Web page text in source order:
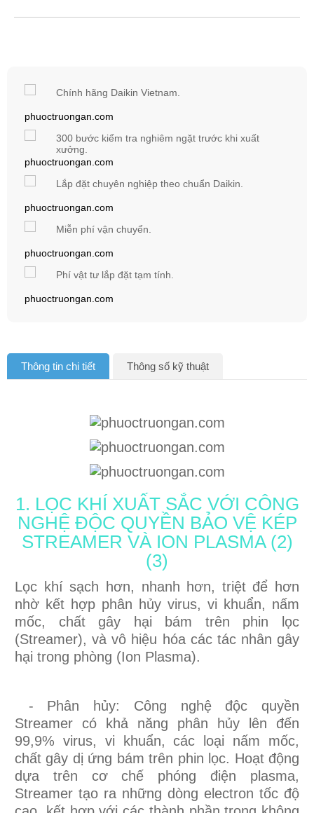
Chính hãng Daikin Vietnam.
300 bước kiểm tra nghiêm ngặt trước khi xuất
xưởng.
Lắp đặt chuyên nghiệp theo chuẩn Daikin.
Miễn phí vận chuyển.
Phí vật tư lắp đặt tạm tính.
Thông tin chi tiết Thông số kỹ thuật
1. LỌC KHÍ XUẤT SẮC VỚI CÔNG
NGHỆ ĐỘC QUYỀN BẢO VỆ KÉP
STREAMER VÀ ION PLASMA (2)
(3)
Lọc khí sạch hơn, nhanh hơn, triệt để hơn
nhờ kết hợp phân hủy virus, vi khuẩn, nấm
mốc, chất gây hại bám trên phin lọc
(Streamer), và vô hiệu hóa các tác nhân gây
hại trong phòng (Ion Plasma).
- Phân hủy: Công nghệ độc quyền
Streamer có khả năng phân hủy lên đến
99,9% virus, vi khuẩn, các loại nấm mốc,
chất gây dị ứng bám trên phin lọc. Hoạt động
dựa trên cơ chế phóng điện plasma,
Streamer tạo ra những dòng electron tốc độ